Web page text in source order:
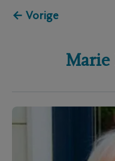
← Vorige
Marie